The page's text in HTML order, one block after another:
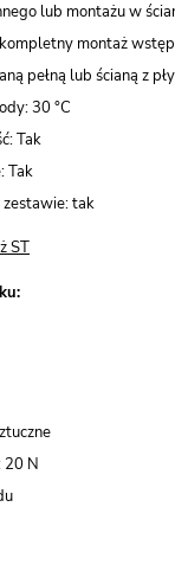
lub montażu w
montaż
pełną lub ścianą z
30 °C
Tak
Tak
zestawie: tak
ST
20 N